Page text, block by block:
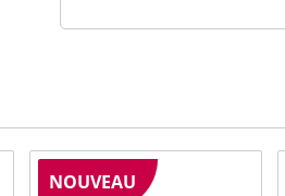
NOUVEAU